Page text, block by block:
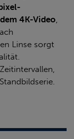
4K-Video
Linse sorgt